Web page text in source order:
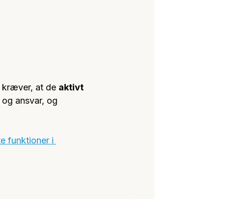
kræver, at de aktivt
ansvar, og
funktioner i